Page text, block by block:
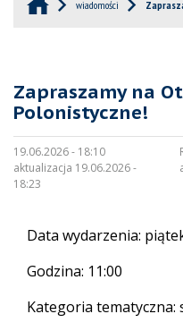
wiadomości
Zapraszamy na
Polonistyczne!
19.06.2026 - 18:10
aktualizacja 19.06.2026 -
18:23
Data wydarzenia:
Godzina: 11:00
Kategoria tematyczna: